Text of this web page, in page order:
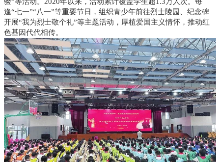
逢“七一”“八一”等重要节日，组织青少年前往烈士陵园、纪念碑
开展“我为烈士敬个礼”等主题活动，厚植爱国主义情怀，推动红
色基因代代相传。